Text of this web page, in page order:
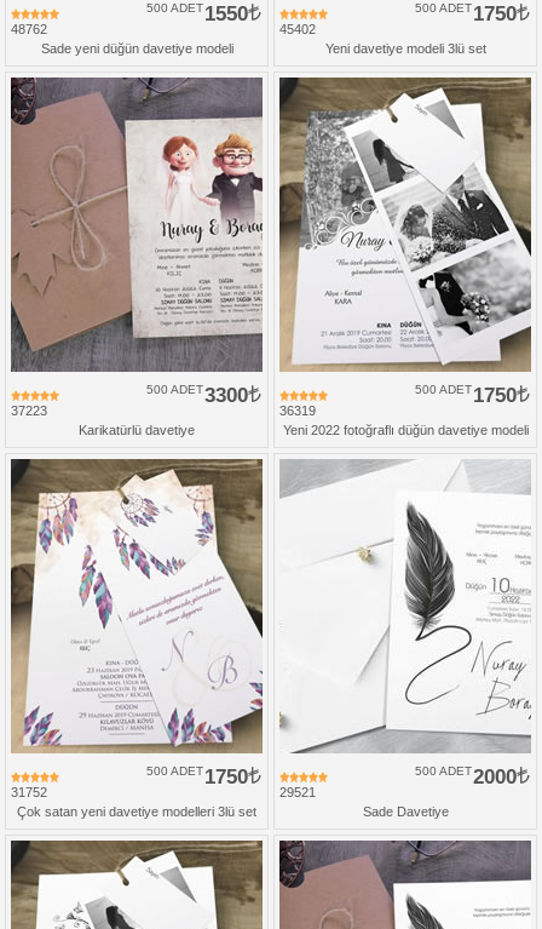
48762
1550
500 ADET
Sade yeni düğün davetiye modeli
45402
1750
500 ADET
Yeni davetiye modeli 3lü set
37223
3300
500 ADET
Karikatürlü davetiye
36319
1750
500 ADET
Yeni 2022 fotoğraflı düğün davetiye modeli
31752
1750
500 ADET
Çok satan yeni davetiye modelleri 3lü set
29521
2000
500 ADET
Sade Davetiye